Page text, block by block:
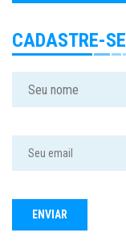
CADASTRE-SE